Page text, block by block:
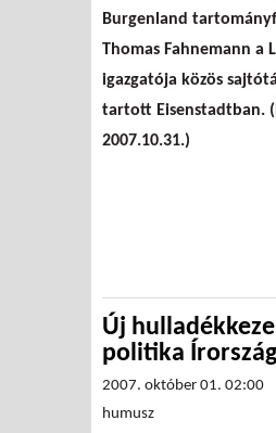
előkészítése
Burgenland
Thomas Fahnemann a
igazgatója közös
tartott Eisenstadtban.
2007.10.31.)
Új
politika
2007. október 01. 02:00
humusz